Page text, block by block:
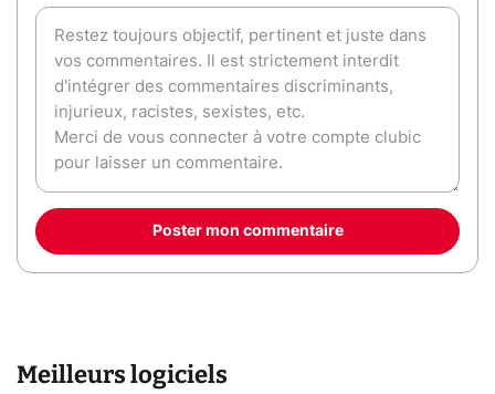
Poster mon commentaire
Meilleurs logiciels